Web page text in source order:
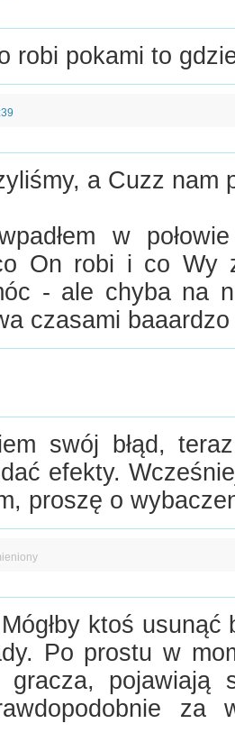
robi pokami to
a Cuzz nam
w
On robi i co Wy
- ale chyba na
czasami
swój błąd,
efekty.
proszę o
ktoś
Po prostu w
gracza,
za